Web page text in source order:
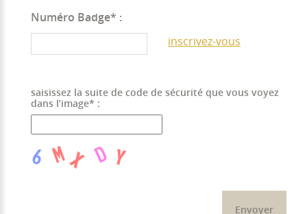
Numéro Badge* :
inscrivez-vous
saisissez la suite de code de sécurité que vous voyez
dans l’image* :